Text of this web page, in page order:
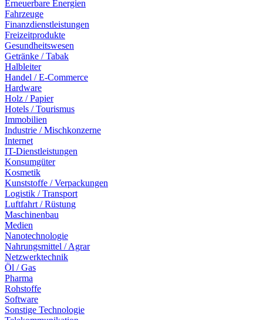
Erneuerbare Energien
Fahrzeuge
Finanzdienstleistungen
Freizeitprodukte
Gesundheitswesen
Getränke / Tabak
Halbleiter
Handel / E-Commerce
Hardware
Holz / Papier
Hotels / Tourismus
Immobilien
Industrie / Mischkonzerne
Internet
IT-Dienstleistungen
Konsumgüter
Kosmetik
Kunststoffe / Verpackungen
Logistik / Transport
Luftfahrt / Rüstung
Maschinenbau
Medien
Nanotechnologie
Nahrungsmittel / Agrar
Netzwerktechnik
Öl / Gas
Pharma
Rohstoffe
Software
Sonstige Technologie